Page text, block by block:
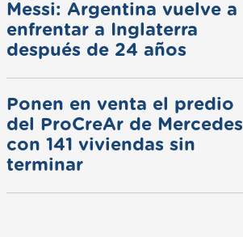
Messi: Argentina vuelve a
enfrentar a Inglaterra
después de 24 años
Ponen en venta el predio
del ProCreAr de Mercedes
con 141 viviendas sin
terminar